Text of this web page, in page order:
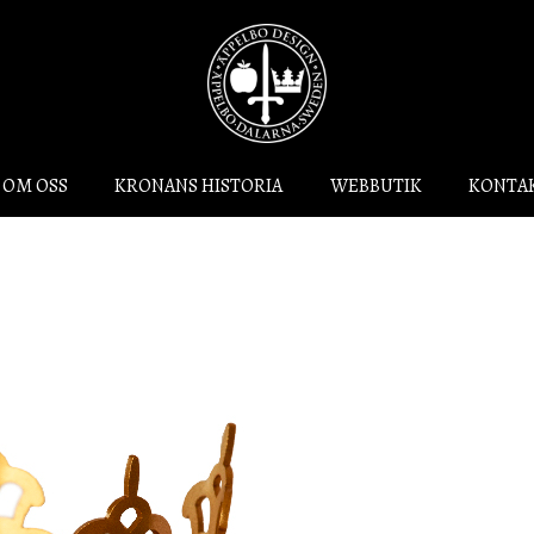
OM OSS KRONANS HISTORIA WEBBUTIK